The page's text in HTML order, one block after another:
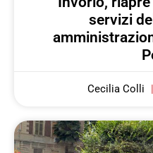
servizi
Cecilia Colli